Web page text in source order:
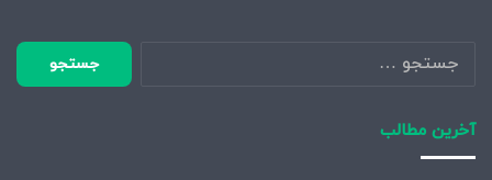
جستجو
برای:
آخرین مطالب